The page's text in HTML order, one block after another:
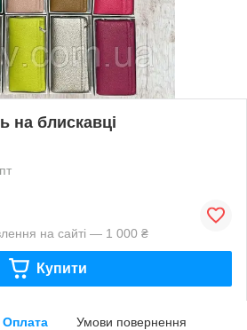
на блискавці
на сайті — 1 000 ₴
Купити
Оплата Умови повернення